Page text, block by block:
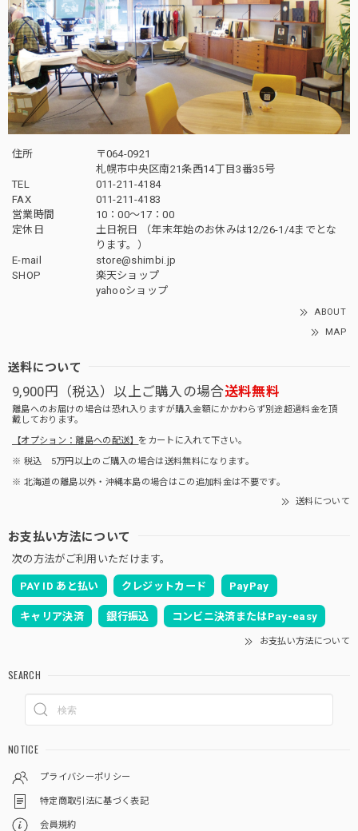
住所
〒064-0921
札幌市中央区南21条西14丁目3番35号
TEL
011-211-4184
FAX
011-211-4183
営業時間
10：00〜17：00
定休日
土日祝日 （年末年始のお休みは12/26-1/4までとな
ります。）
E-mail
store@shimbi.jp
SHOP
楽天ショップ
yahooショップ
ABOUT
MAP
送料について
9,900円（税込）以上ご購入の場合送料無料
離島へのお届けの場合は恐れ入りますが購入金額にかかわらず別途超過料金を頂
戴しております。
【オプション：離島への配送】 をカートに入れて下さい。
※ 税込 5万円以上のご購入の場合は送料無料になります。
※ 北海道の離島以外・沖縄本島の場合はこの追加料金は不要です。
送料について
お支払い方法について
次の方法がご利用いただけます。
PAY ID あと払い クレジットカード PayPay
キャリア決済 銀行振込 コンビニ決済またはPay-easy
お支払い方法について
SEARCH
NOTICE
プライバシーポリシー
特定商取引法に基づく表記
会員規約